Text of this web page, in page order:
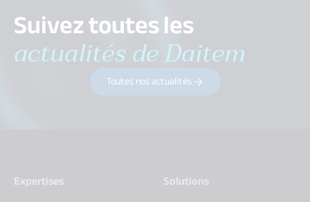
Suivez toutes les
actualités de Daitem
Toutes nos actualités
Expertises
Solutions